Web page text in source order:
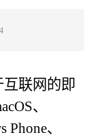
联网的即
、
、